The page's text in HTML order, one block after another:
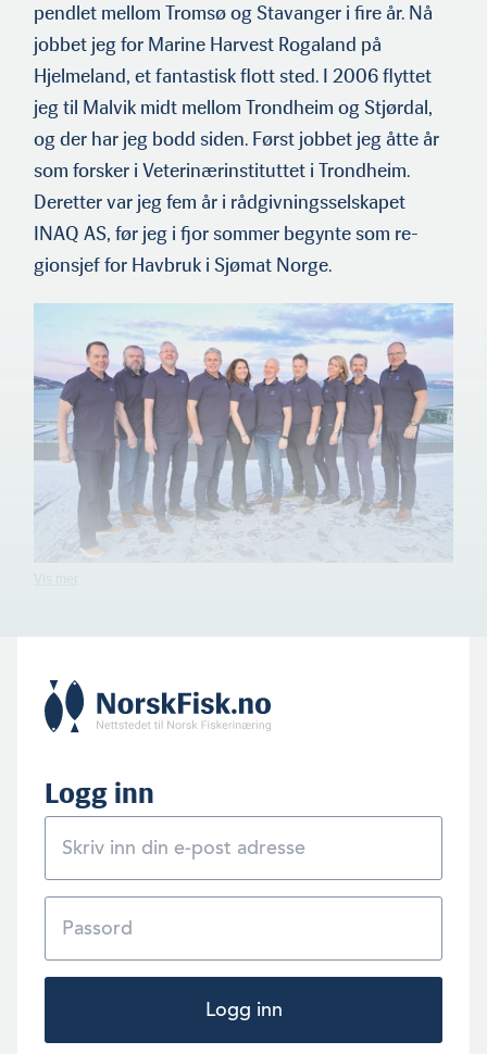
pendlet mellom Tromsø og Stavanger i fire år. Nå
jobbet jeg for Marine Harvest Rogaland på
Hjelmeland, et fantastisk flott sted. I 2006 flyttet
jeg til Malvik midt mellom Trondheim og Stjørdal,
og der har jeg bodd siden. Først jobbet jeg åtte år
som forsker i Veter­inærinstituttet i Trondheim.
Deretter var jeg fem år i rådgiv­ningsselskapet
INAQ AS, før jeg i fjor sommer begynte som re­
gionsjef for Havbruk i Sjømat Norge.
Logg inn
Logg inn